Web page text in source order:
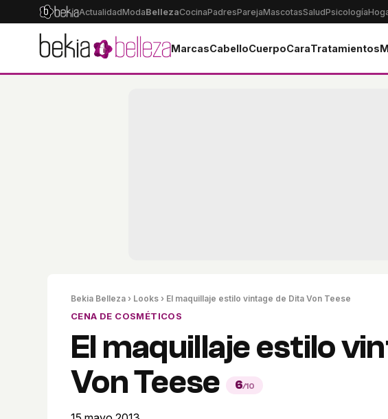
ActualidadModaBellezaCocinaPadresParejaMascotasSaludPsicología
MarcasCabelloCuerpoCaraTratamientos
Bekia Belleza › Looks › El maquillaje estilo vintage de Dita Von Teese
CENA DE COSMÉTICOS
El maquillaje estilo
Von Teese
6/10